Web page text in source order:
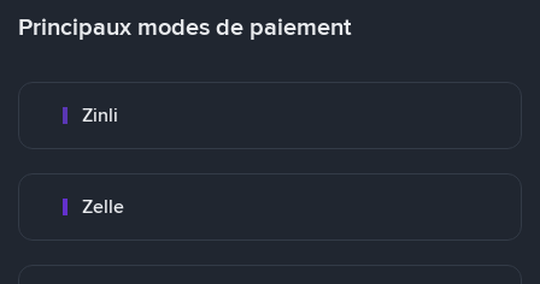
Principaux modes de paiement
Zinli
Zelle